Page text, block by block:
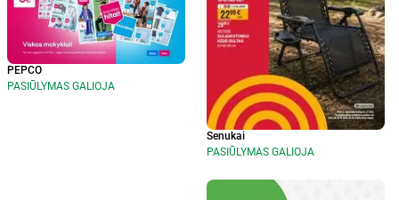
PEPCO
PASIŪLYMAS GALIOJA
Senukai
PASIŪLYMAS GALIOJA